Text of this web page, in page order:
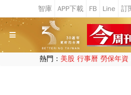
熱門： 美股 行事曆 勞保年資